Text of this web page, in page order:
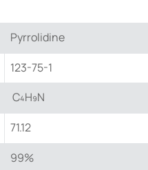
Pyrrolidine
123-75-1
​​ C₄H₉N
71.12
99%